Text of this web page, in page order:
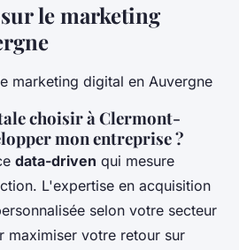
le marketing
choisir à Clermont-
mon entreprise ?
data-driven qui mesure
L'expertise en acquisition
selon votre secteur
maximiser votre retour sur